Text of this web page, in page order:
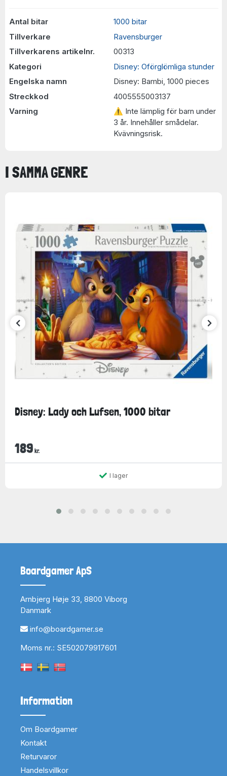
Antal bitar
1000 bitar
Tillverkare
Ravensburger
Tillverkarens artikelnr.
00313
Kategori
Disney: Oförglömliga stunder
Engelska namn
Disney: Bambi, 1000 pieces
Streckkod
4005555003137
Varning
⚠ Inte lämplig för barn under
3 år. Innehåller smådelar.
Kvävningsrisk.
I SAMMA GENRE
Disney: Lady och Lufsen, 1000 bitar
189 kr.
I lager
Boardgamer ApS
Arnbjerg Høje 33, 8800 Viborg
Danmark
info@boardgamer.se
Moms nr.: SE502079917601
Information
Om Boardgamer
Kontakt
Returvaror
Handelsvillkor